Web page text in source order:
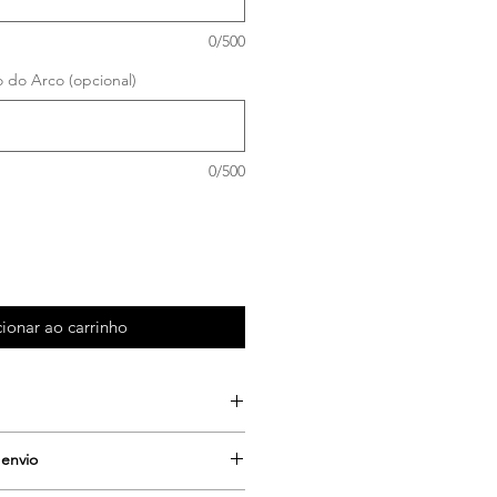
0/500
do Arco (opcional)
0/500
ao carrinho
outras opções, contacte-